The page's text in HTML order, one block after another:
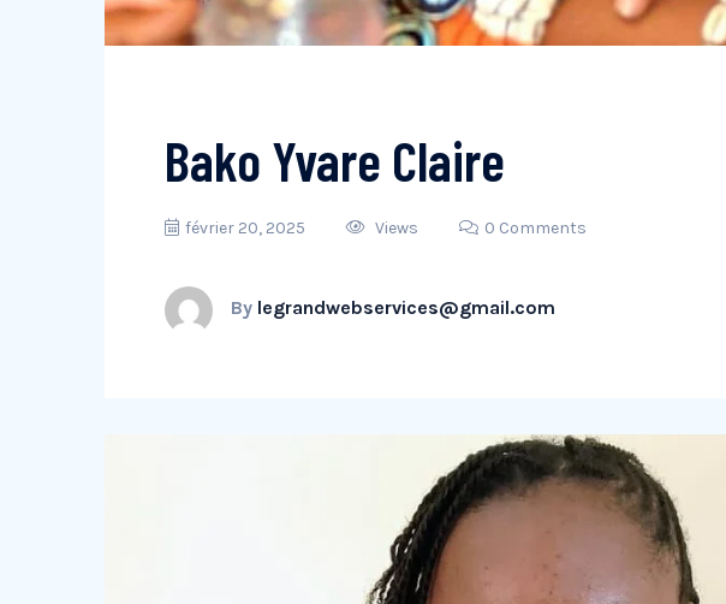
Bako Yvare Claire
février 20, 2025 Views 0 Comments
By legrandwebservices@gmail.com